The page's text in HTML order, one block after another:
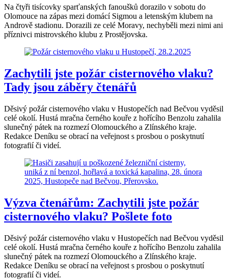
Na čtyři tisícovky sparťanských fanoušků dorazilo v sobotu do
Olomouce na zápas mezi domácí Sigmou a letenským klubem na
Andrově stadionu. Dorazili ze celé Moravy, nechyběli mezi nimi ani
příznivci mistrovského klubu z Prostějovska.
Zachytili jste požár cisternového vlaku?
Tady jsou záběry čtenářů
Děsivý požár cisternového vlaku v Hustopečích nad Bečvou vyděsil
celé okolí. Hustá mračna černého kouře z hořícího Benzolu zahalila
slunečný pátek na rozmezí Olomouckého a Zlínského kraje.
Redakce Deníku se obrací na veřejnost s prosbou o poskytnutí
fotografií či videí.
Výzva čtenářům: Zachytili jste požár
cisternového vlaku? Pošlete foto
Děsivý požár cisternového vlaku v Hustopečích nad Bečvou vyděsil
celé okolí. Hustá mračna černého kouře z hořícího Benzolu zahalila
slunečný pátek na rozmezí Olomouckého a Zlínského kraje.
Redakce Deníku se obrací na veřejnost s prosbou o poskytnutí
fotografií či videí.